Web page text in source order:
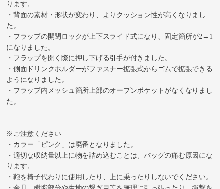
ります。
・背面の素材・形状が変わり、よりクッション性が高くなりまし
た。
・フラップの開閉ロックが上下スライド式になり、固定箇所が2→1
になりました。
・フラップを開く際に押し下げる引手が付きました。
・側面ドリンクホルダーがファスナー拡張式からゴムで拡張できる
ようになりました。
・フラップ内メッシュ箇所上部のオープンポケットがなくなりまし
た。
※ご注意ください
・カラー「ピンク」は廃番となりました。
・適切な収納量以上に物を詰め込むことは、バッグの痛む原因にな
ります。
・鞄を椅子代わりに使用したり、上に乗ったりしないでください。